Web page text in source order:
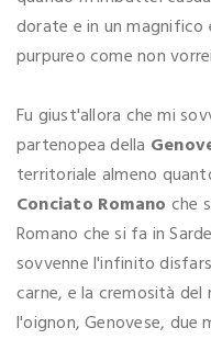
dorate e in un magnifico
purpureo come non
Fu giust'allora che mi
partenopea della
territoriale almeno
Conciato Romano che
Romano che si fa in
sovvenne l'infinito
carne, e la cremosità del
l'oignon, Genovese, due